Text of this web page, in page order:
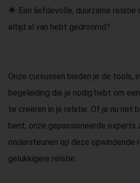
🌟 Een liefdevolle, duurzame relatie
altijd al van hebt gedroomd?
Onze cursussen bieden je de tools,
begeleiding die je nodig hebt om
te creëren in je relatie. Of je nu net
bent, onze gepassioneerde experts
ondersteunen op deze opwindende
gelukkigere relatie.